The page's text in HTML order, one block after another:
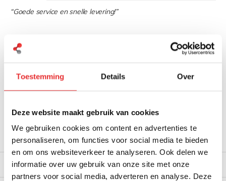
Toestemming Details Over
Deze website maakt gebruik van cookies
We gebruiken cookies om content en advertenties te
personaliseren, om functies voor social media te bieden
en om ons websiteverkeer te analyseren. Ook delen we
informatie over uw gebruik van onze site met onze
partners voor social media, adverteren en analyse. Deze
“Goede service en snelle levering!”
Onze specialisten denken graag met je mee
Stuur bericht
Productomschrijving
Reviews